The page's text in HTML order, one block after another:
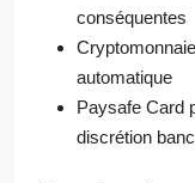
conséquentes
automatique
Paysafe Card
discrétion